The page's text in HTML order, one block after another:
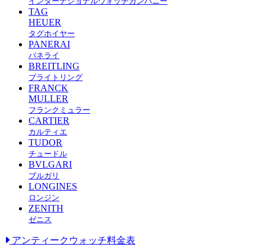
TAG
HEUER
タグホイヤー
PANERAI
パネライ
BREITLING
ブライトリング
FRANCK
MULLER
フランクミュラー
CARTIER
カルティエ
TUDOR
チュードル
BVLGARI
ブルガリ
LONGINES
ロンジン
ZENITH
ゼニス
アンティークウォッチ料金表